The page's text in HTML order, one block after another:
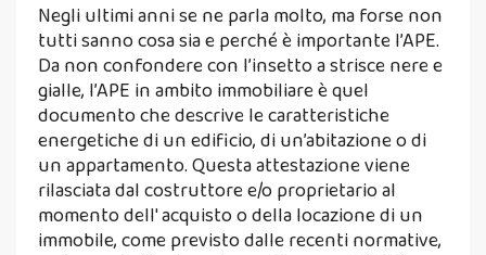
Negli ultimi anni se ne parla molto, ma forse non
tutti sanno cosa sia e perché è importante l’APE.
Da non confondere con l’insetto a strisce nere e
gialle, l’APE in ambito immobiliare è quel
documento che descrive le caratteristiche
energetiche di un edificio, di un’abitazione o di
un appartamento. Questa attestazione viene
rilasciata dal costruttore e/o proprietario al
momento dell' acquisto o della locazione di un
immobile, come previsto dalle recenti normative,